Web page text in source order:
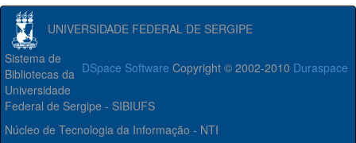
UNIVERSIDADE FEDERAL DE SERGIPE
DSpace Software Copyright © 2002-2010 Duraspace
Sistema de
Bibliotecas da
Universidade
Federal de Sergipe - SIBIUFS
Núcleo de Tecnologia da Informação - NTI